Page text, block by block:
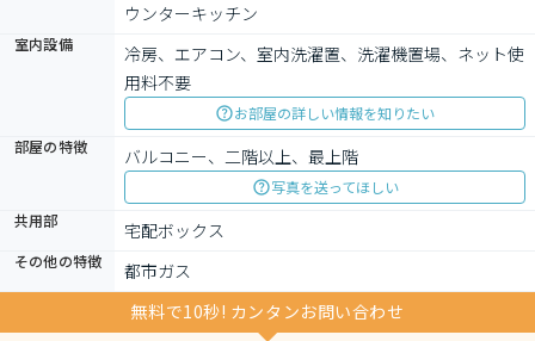
ウンターキッチン
室内設備
冷房、エアコン、室内洗濯置、洗濯機置場、ネット使
用料不要
お部屋の詳しい情報を知りたい
部屋の特徴
バルコニー、二階以上、最上階
写真を送ってほしい
共用部
宅配ボックス
その他の特徴
都市ガス
無料で10秒! カンタンお問い合わせ